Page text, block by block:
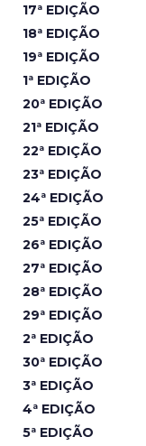
17ª EDIÇÃO
18ª EDIÇÃO
19ª EDIÇÃO
1ª EDIÇÃO
20ª EDIÇÃO
21ª EDIÇÃO
22ª EDIÇÃO
23ª EDIÇÃO
24ª EDIÇÃO
25ª EDIÇÃO
26ª EDIÇÃO
27ª EDIÇÃO
28ª EDIÇÃO
29ª EDIÇÃO
2ª EDIÇÃO
30ª EDIÇÃO
3ª EDIÇÃO
4ª EDIÇÃO
5ª EDIÇÃO